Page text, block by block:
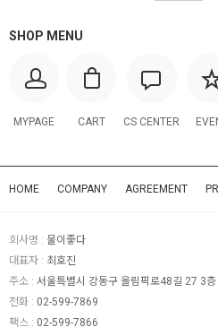
SHOP MENU
MYPAGE CART CS CENTER
HOME COMPANY AGREEMENT
회사명 : 물이좋다
대표자 : 최호진
주소 : 서울특별시 강동구 올림픽로48길 27 3층
전화 : 02-599-7869
팩스 : 02-599-7866